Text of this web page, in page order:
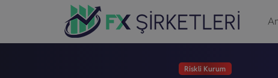
Riskli Kurum